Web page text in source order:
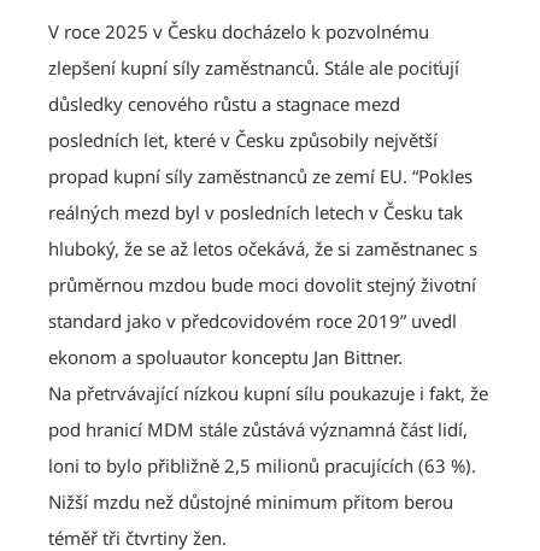
V roce 2025 v Česku docházelo k pozvolnému
zlepšení kupní síly zaměstnanců. Stále ale pociťují
důsledky cenového růstu a stagnace mezd
posledních let, které v Česku způsobily největší
propad kupní síly zaměstnanců ze zemí EU. “Pokles
reálných mezd byl v posledních letech v Česku tak
hluboký, že se až letos očekává, že si zaměstnanec s
průměrnou mzdou bude moci dovolit stejný životní
standard jako v předcovidovém roce 2019” uvedl
ekonom a spoluautor konceptu Jan Bittner.
Na přetrvávající nízkou kupní sílu poukazuje i fakt, že
pod hranicí MDM stále zůstává významná část lidí,
loni to bylo přibližně 2,5 milionů pracujících (63 %).
Nižší mzdu než důstojné minimum přitom berou
téměř tři čtvrtiny žen.